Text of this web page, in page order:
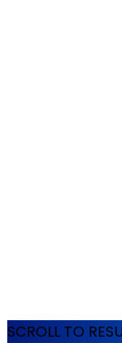
SCROLL TO